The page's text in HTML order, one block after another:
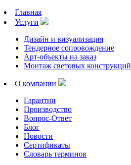
Главная
Услуги
Дизайн и визуализация
Тендерное сопровождение
Арт-объекты на заказ
Монтаж световых конструкций
О компании
Гарантии
Производство
Вопрос-Ответ
Блог
Новости
Сертификаты
Словарь терминов